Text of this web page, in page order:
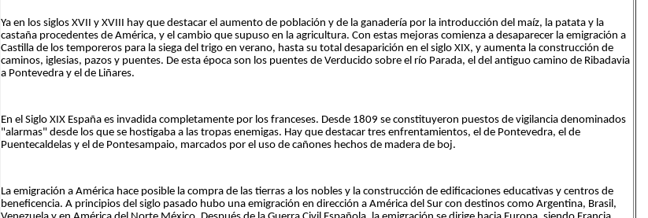
Ya en los siglos XVII y XVIII hay que destacar el aumento de población y de la ganadería por la introducción del maíz, la patata y la
castaña procedentes de América, y el cambio que supuso en la agricultura. Con estas mejoras comienza a desaparecer la emigración a
Castilla de los temporeros para la siega del trigo en verano, hasta su total desaparición en el siglo XIX, y aumenta la construcción de
caminos, iglesias, pazos y puentes. De esta época son los puentes de Verducido sobre el río Parada, el del antiguo camino de Ribadavia
a Pontevedra y el de Liñares.
En el Siglo XIX España es invadida completamente por los franceses. Desde 1809 se constituyeron puestos de vigilancia denominados
"alarmas" desde los que se hostigaba a las tropas enemigas. Hay que destacar tres enfrentamientos, el de Pontevedra, el de
Puentecaldelas y el de Pontesampaio, marcados por el uso de cañones hechos de madera de boj.
La emigración a América hace posible la compra de las tierras a los nobles y la construcción de edificaciones educativas y centros de
beneficencia. A principios del siglo pasado hubo una emigración en dirección a América del Sur con destinos como Argentina, Brasil,